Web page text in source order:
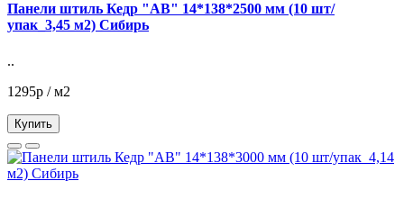
Панели штиль Кедр "АВ" 14*138*2500 мм (10 шт/
упак_3,45 м2) Сибирь
..
1295р / м2
Купить